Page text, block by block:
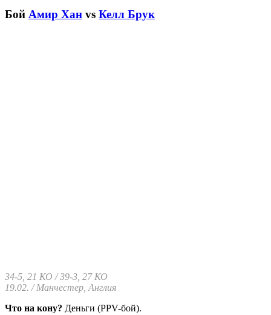
Бой Амир Хан vs Келл Брук
34-5, 21 КО / 39-3, 27 КО
19.02. / Манчестер, Англия
Что на кону? Деньги (PPV-бой).